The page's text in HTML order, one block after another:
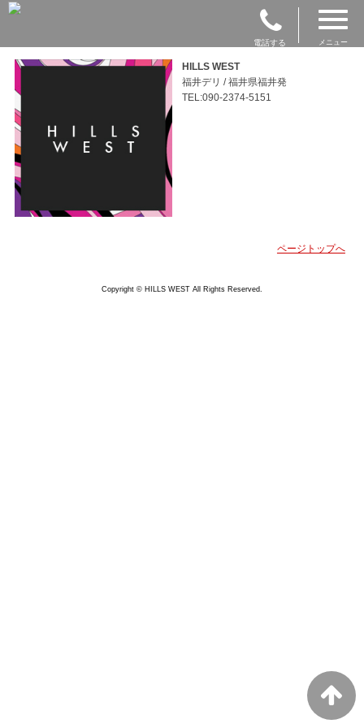
電話する メニュー
HILLS WEST
福井デリ / 福井県福井発
TEL:090-2374-5151
ページトップへ
Copyright © HILLS WEST All Rights Reserved.